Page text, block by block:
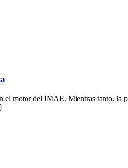
motor del IMAE. Mientras tanto, la